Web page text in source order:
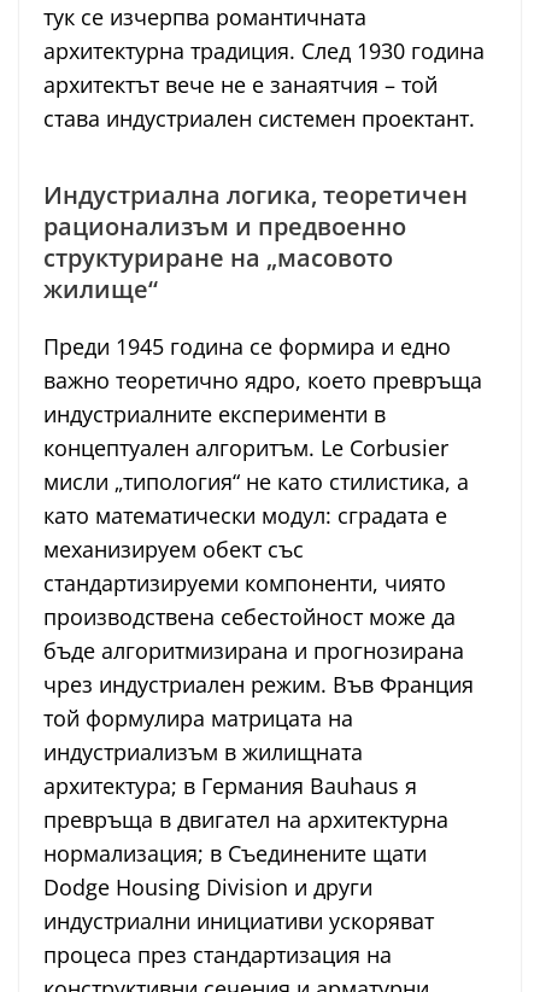
тук се изчерпва романтичната
архитектурна традиция. След 1930 година
архитектът вече не е занаятчия – той
става индустриален системен проектант.
Индустриална логика, теоретичен
рационализъм и предвоенно
структуриране на „масовото
жилище“
Преди 1945 година се формира и едно
важно теоретично ядро, което превръща
индустриалните експерименти в
концептуален алгоритъм. Le Corbusier
мисли „типология“ не като стилистика, а
като математически модул: сградата е
механизируем обект със
стандартизируеми компоненти, чиято
производствена себестойност може да
бъде алгоритмизирана и прогнозирана
чрез индустриален режим. Във Франция
той формулира матрицата на
индустриализъм в жилищната
архитектура; в Германия Bauhaus я
превръща в двигател на архитектурна
нормализация; в Съединените щати
Dodge Housing Division и други
индустриални инициативи ускоряват
процеса през стандартизация на